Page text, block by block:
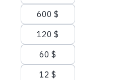
600 $
120 $
60 $
12 $